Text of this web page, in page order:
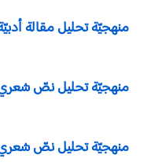
منهجيّة تحليل مقالة
منهجيّة تحليل نصّ شعري/
منهجيّة تحليل نصّ شعري